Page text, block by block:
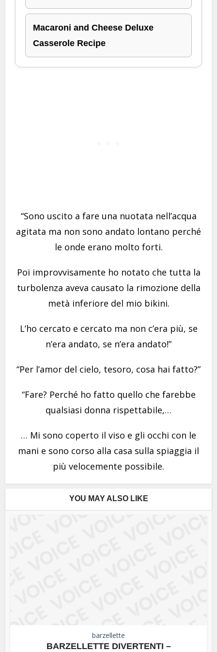
Macaroni and Cheese Deluxe
Casserole Recipe
“Sono uscito a fare una nuotata nell’acqua
agitata ma non sono andato lontano perché
le onde erano molto forti.
Poi improvvisamente ho notato che tutta la
turbolenza aveva causato la rimozione della
metà inferiore del mio bikini.
L’ho cercato e cercato ma non c’era più, se
n’era andato, se n’era andato!”
“Per l’amor del cielo, tesoro, cosa hai fatto?”
“Fare? Perché ho fatto quello che farebbe
qualsiasi donna rispettabile,…
… Mi sono coperto il viso e gli occhi con le
mani e sono corso alla casa sulla spiaggia il
più velocemente possibile.
YOU MAY ALSO LIKE
barzellette
BARZELLETTE DIVERTENTI –